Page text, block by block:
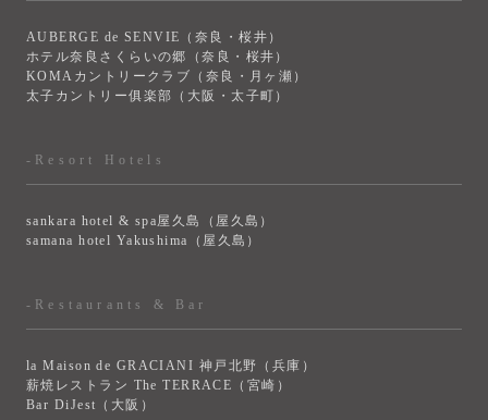
AUBERGE de SENVIE（奈良・桜井）
ホテル奈良さくらいの郷（奈良・桜井）
KOMAカントリークラブ（奈良・月ヶ瀬）
太子カントリー俱楽部（大阪・太子町）
-Resort Hotels
sankara hotel & spa屋久島（屋久島）
samana hotel Yakushima（屋久島）
-Restaurants & Bar
la Maison de GRACIANI 神戸北野（兵庫）
薪焼レストラン The TERRACE（宮崎）
Bar DiJest（大阪）